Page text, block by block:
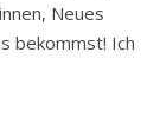
Neues
bekommst! Ich